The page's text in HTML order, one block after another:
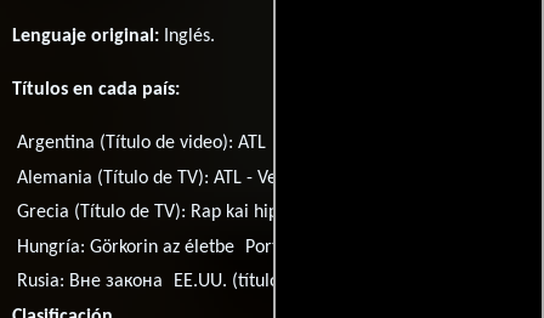
Lenguaje original: Inglés.
Títulos en cada país:
Argentina (Título de video):ATL
Alemania (Título de TV):ATL - Verloren in Atlanta
Grecia (Título de TV): Rap kai hip hop stin Atlanta
Hungría:Görkorin az életbe Portugal:
Rusia: Вне закона EE.UU. (título provisional):